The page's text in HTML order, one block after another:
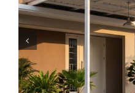
Jenis-
Pilihan